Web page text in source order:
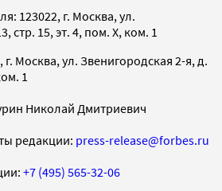
123022, г. Москва, ул.
стр. 15, эт. 4, пом. X, ком. 1
Москва, ул. Звенигородская 2-я, д.
1
Николай Дмитриевич
редакции: press-release@forbes.ru
+7 (495) 565-32-06